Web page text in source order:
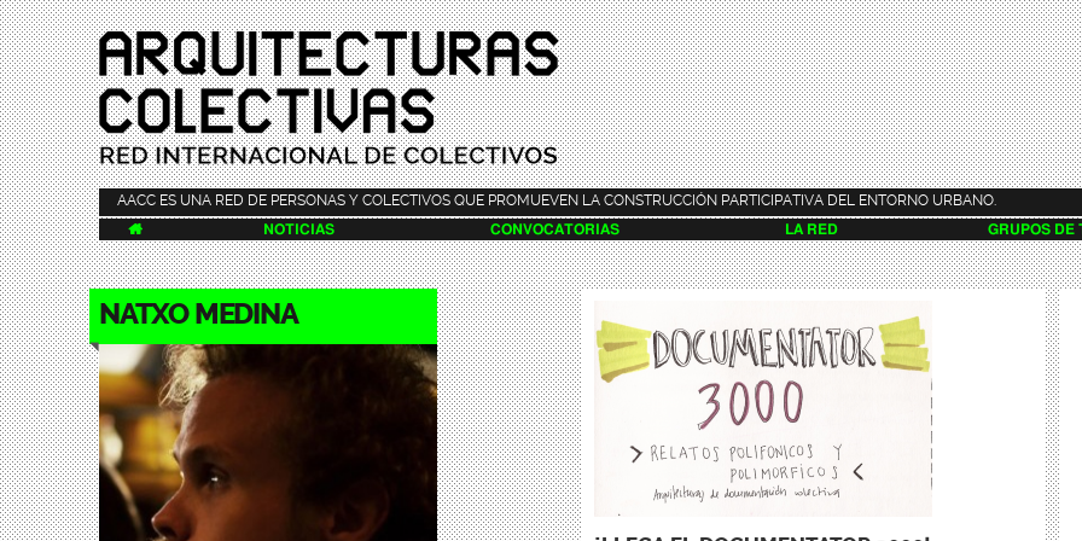
Pasar al
contenido
principal
AACC ES UNA RED DE PERSONAS Y COLECTIVOS QUE PROMUEVEN LA CONSTRUCCIÓN PARTICIPATIVA DEL ENTORNO URBANO.
 NOTICIAS CONVOCATORIAS LA RED GRUPOS DE
NATXO MEDINA